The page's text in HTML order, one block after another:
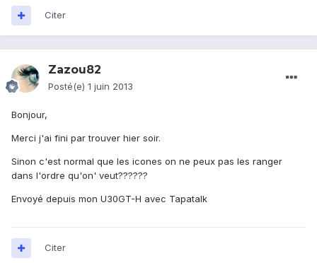
Citer
Zazou82
Posté(e) 1 juin 2013
Bonjour,
Merci j'ai fini par trouver hier soir.
Sinon c'est normal que les icones on ne peux pas les ranger
dans l'ordre qu'on' veut??????
Envoyé depuis mon U30GT-H avec Tapatalk
Citer